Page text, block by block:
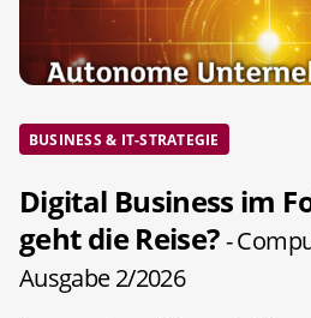
BUSINESS & IT-STRATEGIE
Digital Business im
geht die Reise?-
Ausgabe 2/2026